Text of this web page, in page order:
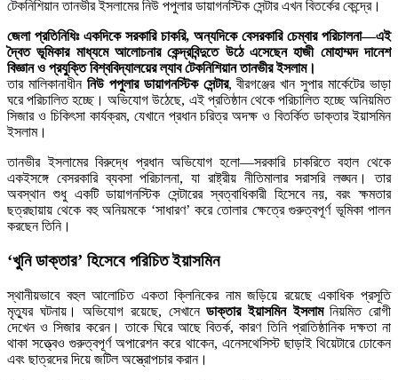
জেলা প্রতিনিধিঃ একদিকে সরকারি চাকরি, অন্যদিকে বেসরকারি চেম্বার পরিচালনা—এই
দ্বৈত ভূমিকার মাধ্যমে আলোচনার কেন্দ্রবিন্দুতে উঠে এসেছেন হাজী মোহাম্মদ দানেশ
বিজ্ঞান ও প্রযুক্তি বিশ্ববিদ্যালয়ের ল্যাব টেকনিশিয়ান তানভীর ইসলাম।
তার মালিকানাধীন নিউ পপুলার ডায়াগনস্টিক সেন্টার, বীরগঞ্জের খান সুপার মার্কেটের ভাড়া
ঘরে পরিচালিত হচ্ছে। অভিযোগ উঠেছে, এই প্রতিষ্ঠান থেকে পরিচালিত হচ্ছে অনিয়মিত
সিজার ও চিকিৎসা কার্যক্রম, যেখানে প্রধান চরিত্র অদক্ষ ও বিতর্কিত ডাক্তার ইয়াসমিন
ইসলাম।
তানভীর ইসলামের বিরুদ্ধে প্রধান অভিযোগ হলো—সরকারি চাকরিতে বহাল থেকে
একইসঙ্গে বেসরকারি ব্যবসা পরিচালনা, যা রাষ্ট্রীয় নীতিমালার সরাসরি লঙ্ঘন। তার
অবস্থান শুধু একটি ডায়াগনস্টিক সেন্টারের স্বত্বাধিকারী হিসেবে নয়, বরং ক্ষমতার
ছত্রছায়ায় থেকে বহু অনিয়মকে ‘সাধারণ’ করে তোলার ক্ষেত্রে গুরুত্বপূর্ণ ভূমিকা পালন
করছেন তিনি।
‘খুনি ডাক্তার’ হিসেবে পরিচিত ইয়াসমিন
স্থানীয়ভাবে বহুল আলোচিত একতা ক্লিনিকের নাম জড়িয়ে রয়েছে একাধিক প্রসূতি
মৃত্যুর ঘটনায়। অভিযোগ রয়েছে, সেখানেডাক্তার ইয়াসমিন ইসলামনিয়মিত রোগী
দেখেন ও সিজার করেন। তাকে ঘিরে আছে বিতর্ক, কারণ তিনি প্রাতিষ্ঠানিক দক্ষতা না
থাকা সত্ত্বেও গুরুত্বপূর্ণ অপারেশন করে থাকেন, এনেসথেসিস্ট ছাড়াই থিয়েটারে ঢোকেন
এবং ছাত্রদের দিয়ে জটিল অস্ত্রোপচার করান।